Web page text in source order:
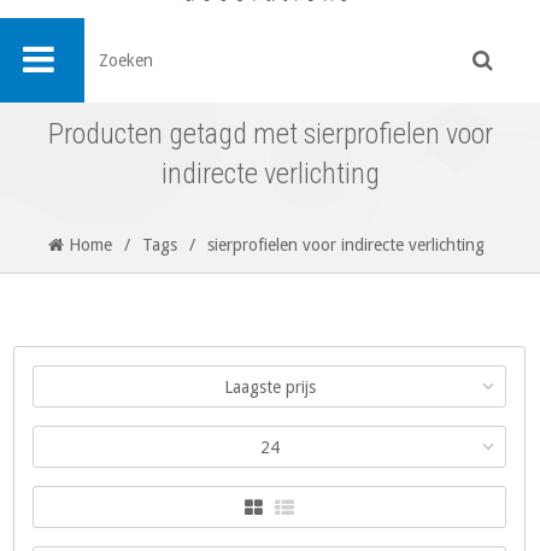
Producten getagd met sierprofielen voor
indirecte verlichting
Home / Tags / sierprofielen voor indirecte verlichting
Laagste prijs
24